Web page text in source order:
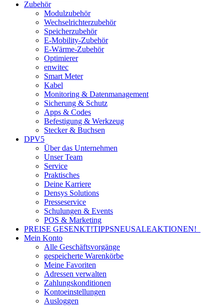
Zubehör
Modulzubehör
Wechselrichterzubehör
Speicherzubehör
E-Mobility-Zubehör
E-Wärme-Zubehör
Optimierer
enwitec
Smart Meter
Kabel
Monitoring & Datenmanagement
Sicherung & Schutz
Apps & Codes
Befestigung & Werkzeug
Stecker & Buchsen
DPV5
Über das Unternehmen
Unser Team
Service
Praktisches
Deine Karriere
Densys Solutions
Presseservice
Schulungen & Events
POS & Marketing
PREISE GESENKT!TIPPSNEUSALEAKTIONEN!
Mein Konto
Alle Geschäftsvorgänge
gespeicherte Warenkörbe
Meine Favoriten
Adressen verwalten
Zahlungskonditionen
Kontoeinstellungen
Ausloggen